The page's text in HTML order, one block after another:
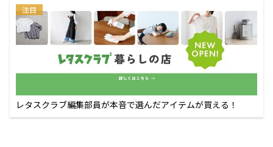
注目
レタスクラブ編集部員が本音で選んだアイテムが買える！